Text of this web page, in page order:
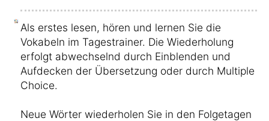
Als erstes lesen, hören und lernen Sie die
Vokabeln im Tagestrainer. Die Wiederholung
erfolgt abwechselnd durch Einblenden und
Aufdecken der Übersetzung oder durch Multiple
Choice.
Neue Wörter wiederholen Sie in den Folgetagen